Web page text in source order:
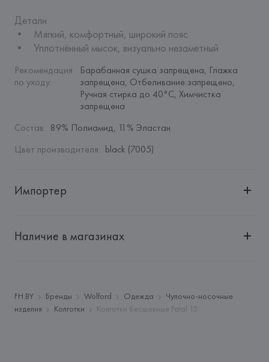
Детали
•	Мягкий, комфортный, широкий пояс
•	Уплотнённый мысок, визуально незаметный
Рекомендация
по уходу:
Барабанная сушка запрещена, Глажка
запрещена, Отбеливание запрещено,
Ручная стирка до 40°C, Химчистка
запрещена
Состав: 89% Полиамид, 11% Эластан
Цвет производителя: black (7005)
Импортер
"БелВиринея"
Адрес:
АВСТРИЯ, WOLFORD Aktiengesellschaft,
Wolfordstrasse 1, A-6900 Bregenz,
Наличие в магазинах
FH.BY Бренды Wolford Одежда
Чулочно-носочные
изделия
Колготки Колготки бесшовные Fatal 15